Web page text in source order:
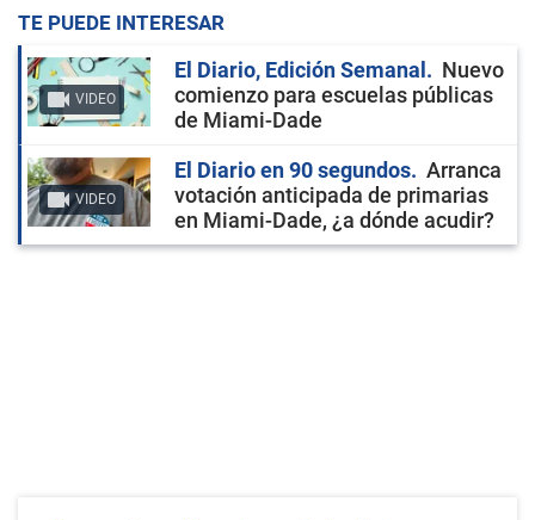
TE PUEDE INTERESAR
VIDEO
El Diario, Edición Semanal
Nuevo
comienzo para escuelas públicas
de Miami-Dade
VIDEO
El Diario en 90 segundos
Arranca
votación anticipada de primarias
en Miami-Dade, ¿a dónde acudir?